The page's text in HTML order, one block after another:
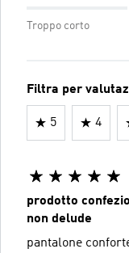
Troppo corto
Filtra per
5 4
prodotto
non delude
pantalone